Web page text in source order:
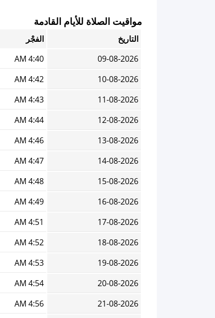
مواقيت الصلاة للأيام القادمة
التاريخ الفجْر
09-08-2026
4:40 AM
10-08-2026
4:42 AM
11-08-2026
4:43 AM
12-08-2026
4:44 AM
13-08-2026
4:46 AM
14-08-2026
4:47 AM
15-08-2026
4:48 AM
16-08-2026
4:49 AM
17-08-2026
4:51 AM
18-08-2026
4:52 AM
19-08-2026
4:53 AM
20-08-2026
4:54 AM
21-08-2026
4:56 AM